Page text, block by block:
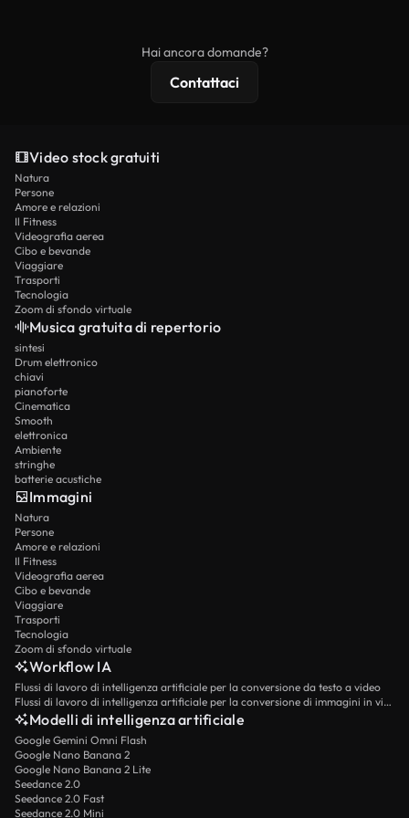
Hai ancora domande?
Contattaci
Video stock gratuiti
Natura
Persone
Amore e relazioni
Il Fitness
Videografia aerea
Cibo e bevande
Viaggiare
Trasporti
Tecnologia
Zoom di sfondo virtuale
Musica gratuita di repertorio
sintesi
Drum elettronico
chiavi
pianoforte
Cinematica
Smooth
elettronica
Ambiente
stringhe
batterie acustiche
Immagini
Natura
Persone
Amore e relazioni
Il Fitness
Videografia aerea
Cibo e bevande
Viaggiare
Trasporti
Tecnologia
Zoom di sfondo virtuale
Workflow IA
Flussi di lavoro di intelligenza artificiale per la conversione da testo a video
Flussi di lavoro di intelligenza artificiale per la conversione di immagini in video
Modelli di intelligenza artificiale
Google Gemini Omni Flash
Google Nano Banana 2
Google Nano Banana 2 Lite
Seedance 2.0
Seedance 2.0 Fast
Seedance 2.0 Mini